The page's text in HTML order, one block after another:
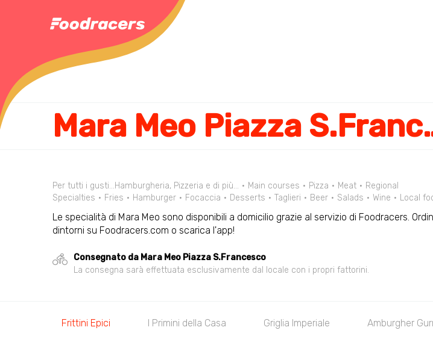
Mara
Per tutti i gusti...Hamburgheria, Pizzeria e di più... Main courses Pizza Meat
Regional
Specialties
Fries Hamburger Focaccia Desserts Taglieri Beer Salads Wine Local
Le specialità di Mara Meo sono disponibili a domicilio grazie al servizio di Foodracers.
dintorni su Foodracers.com o scarica l'app!
Consegnato da Mara Meo Piazza S.Francesco
La consegna sarà effettuata esclusivamente dal locale con i propri fattorini.
Frittini Epici I Primini della Casa Griglia Imperiale Amburgher